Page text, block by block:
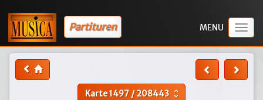
Partituren
Karte1497/208443 unfold_more